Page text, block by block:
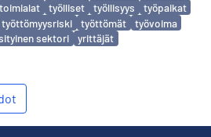
toimialat työlliset työllisyys
työpaikat
työttömyysriski työttömät
työvoima
sektori yrittäjät